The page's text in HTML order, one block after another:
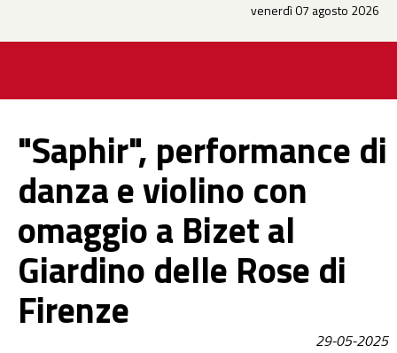
venerdì 07 agosto 2026
"Saphir", performance di
danza e violino con
omaggio a Bizet al
Giardino delle Rose di
Firenze
29-05-2025